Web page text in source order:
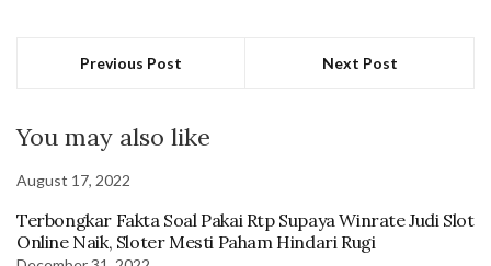
Previous Post Next Post
You may also like
August 17, 2022
Terbongkar Fakta Soal Pakai Rtp Supaya Winrate Judi Slot
Online Naik, Sloter Mesti Paham Hindari Rugi